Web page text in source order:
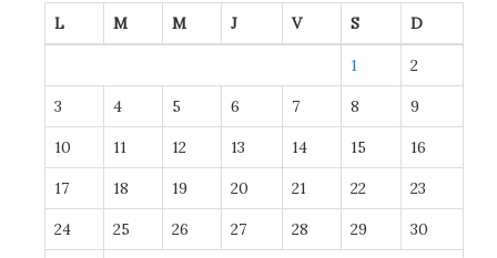
L M M J V S D
1 2
3 4 5 6 7 8 9
10 11 12 13 14 15 16
17 18 19 20 21 22 23
24 25 26 27 28 29 30